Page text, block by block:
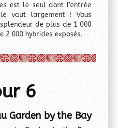
est le seul dont l’entrée
vaut largement ! Vous
de plus de 1 000
2 000 hybrides exposés.
6
Garden by the Bay